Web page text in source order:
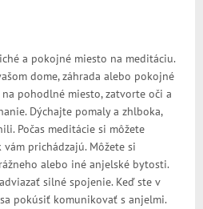
a pokojné miesto na meditáciu.
dome, záhrada alebo pokojné
pohodlné miesto, zatvorte oči a
Dýchajte pomaly a zhlboka,
Počas meditácie si môžete
prichádzajú. Môžete si
alebo iné anjelské bytosti.
silné spojenie. Keď ste v
pokúsiť komunikovať s anjelmi.